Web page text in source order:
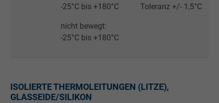
Anzeigenausrichtung und
Facebook Ireland Ltd.
-25°C bis +180°C
nicht bewegt:
-25°C bis +180°C
Toleranz +/- 1,5°C
ISOLIERTE THERMOLEITUNGEN (LITZE),
GLASSEIDE/SILIKON